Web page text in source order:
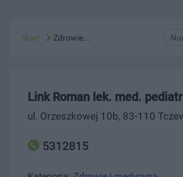
Start Zdrowie...
Link Roman lek. med.
ul. Orzeszkowej 10b, 83-110
5312815